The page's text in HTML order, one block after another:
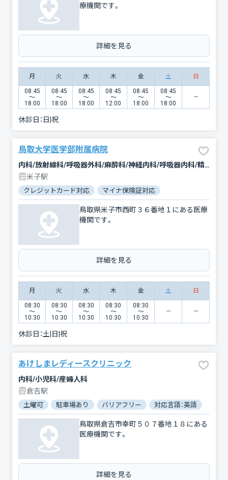
療機関です。
詳細を見る
月 火 水 木 金 土 日
08:45
〜
18:00
08:45
〜
18:00
08:45
〜
18:00
08:45
〜
12:00
08:45
〜
18:00
08:45
〜
18:00
休診日： 日|祝
鳥取大学医学部附属病院
内科/放射線科/呼吸器外科/麻酔科/神経内科/呼吸器内科/精神科・神経科/ペインクリニック/小児科/整形外科/リウマチ科/脳神経外科/形成外科/感染症内科/皮膚科/泌尿器科/心臓血管外科/臨床検査・病理診断/産婦人科/眼科/小児外科/耳鼻咽喉科/緩和ケア/歯科口腔外科/内分泌科/外科/その他/血液内科/腫瘍内科・外科/消化器科/腎臓内科・外科/リハビリテーション/救急科/循環器科/乳腺外科/アレルギー科
米子駅
クレジットカード対応 マイナ保険証対応
鳥取県米子市西町３６番地１にある医療
機関です。
詳細を見る
月 火 水 木 金 土 日
08:30
〜
10:30
08:30
〜
10:30
08:30
〜
10:30
08:30
〜
10:30
08:30
〜
10:30
休診日：土|日|祝
あけしまレディースクリニック
内科/小児科/産婦人科
倉吉駅
土曜可 駐車場あり バリアフリー 対応言語：英語
鳥取県倉吉市幸町５０７番地１８にある
医療機関です。
詳細を見る